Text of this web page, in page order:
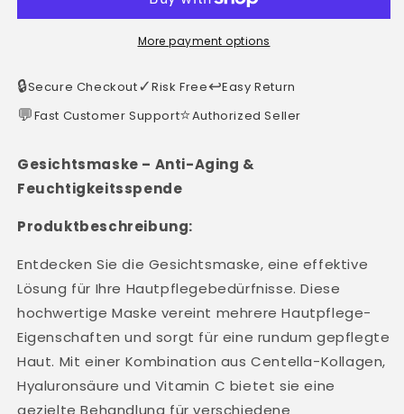
More payment options
🔒Secure Checkout✓Risk Free↩️Easy Return
💬Fast Customer Support⭐Authorized Seller
Gesichtsmaske – Anti-Aging &
Feuchtigkeitsspende
Produktbeschreibung:
Entdecken Sie die Gesichtsmaske, eine effektive
Lösung für Ihre Hautpflegebedürfnisse. Diese
hochwertige Maske vereint mehrere Hautpflege-
Eigenschaften und sorgt für eine rundum gepflegte
Haut. Mit einer Kombination aus Centella-Kollagen,
Hyaluronsäure und Vitamin C bietet sie eine
gezielte Behandlung für verschiedene